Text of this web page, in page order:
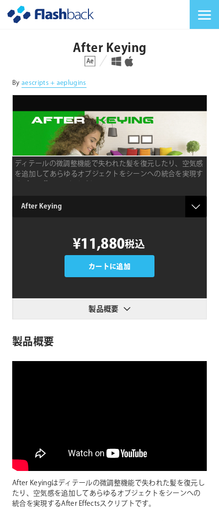
After Keying
対応プラットフォーム 対応OS
By aescripts + aeplugins
ディテールの微調整機能で失われた髪を復元したり、空気感
を追加してあらゆるオブジェクトをシーンへの統合を実現す
type
¥11,880税込
カートに追加
製品概要
製品概要
After Keyingはディテールの微調整機能で失われた髪を復元し
たり、空気感を追加してあらゆるオブジェクトをシーンへの
統合を実現するAfter Effectsスクリプトです。